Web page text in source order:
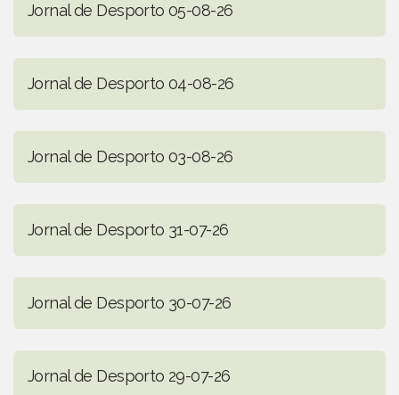
Jornal de Desporto 05-08-26
Jornal de Desporto 04-08-26
Jornal de Desporto 03-08-26
Jornal de Desporto 31-07-26
Jornal de Desporto 30-07-26
Jornal de Desporto 29-07-26